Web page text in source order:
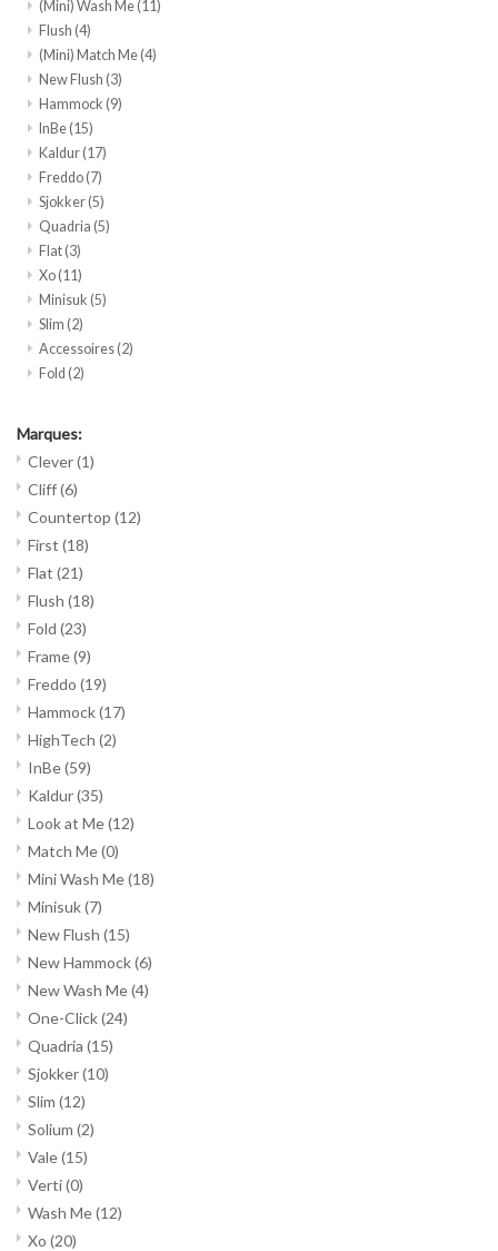
(Mini) Wash Me(11)
Flush (4)
(Mini) Match Me(4)
New Flush (3)
Hammock (9)
InBe(15)
Kaldur(17)
Freddo(7)
Sjokker(5)
Quadria (5)
Flat(3)
Xo(11)
Minisuk (5)
Slim (2)
Accessoires(2)
Fold (2)
Marques:
Clever(1)
Cliff(6)
Countertop (12)
First (18)
Flat (21)
Flush (18)
Fold (23)
Frame(9)
Freddo (19)
Hammock(17)
HighTech (2)
InBe(59)
Kaldur(35)
Look at Me(12)
Match Me(0)
Mini Wash Me(18)
Minisuk(7)
New Flush (15)
New Hammock(6)
New Wash Me(4)
One-Click(24)
Quadria (15)
Sjokker(10)
Slim (12)
Solium (2)
Vale(15)
Verti(0)
Wash Me(12)
Xo (20)